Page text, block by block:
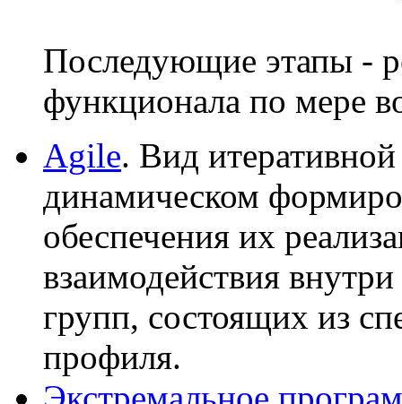
Последующие этапы -
функционала по мере
Agile. Вид
динамическом
обеспечения их
взаимодействия
групп, состоящих из
профиля.